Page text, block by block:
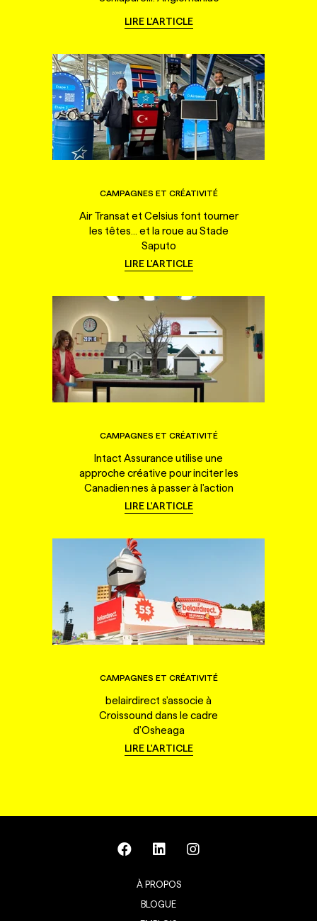
LIRE L'ARTICLE
CAMPAGNES ET CRÉATIVITÉ
Air Transat et Celsius font tourner
les têtes... et la roue au Stade
Saputo
LIRE L'ARTICLE
CAMPAGNES ET CRÉATIVITÉ
Intact Assurance utilise une
approche créative pour inciter les
Canadien·nes à passer à l'action
LIRE L'ARTICLE
CAMPAGNES ET CRÉATIVITÉ
belairdirect s'associe à
Croissound dans le cadre
d'Osheaga
LIRE L'ARTICLE
À PROPOS
BLOGUE